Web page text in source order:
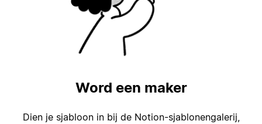
Word een maker
Dien je sjabloon in bij de Notion-sjablonengalerij,